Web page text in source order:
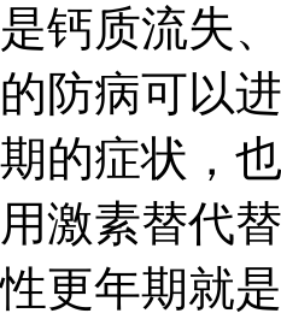
是钙质流失
的防病可以
期的症状，
用激素替代
性更年期就